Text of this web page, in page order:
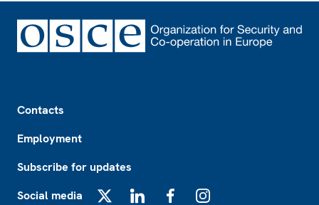
Contacts
Employment
Subscribe for updates
Social media